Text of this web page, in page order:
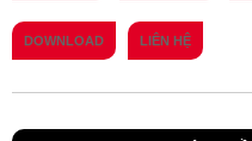
DOWNLOAD LIÊN HỆ